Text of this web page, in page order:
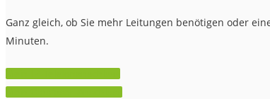
Ganz gleich, ob Sie mehr Leitungen benötigen oder
Minuten.